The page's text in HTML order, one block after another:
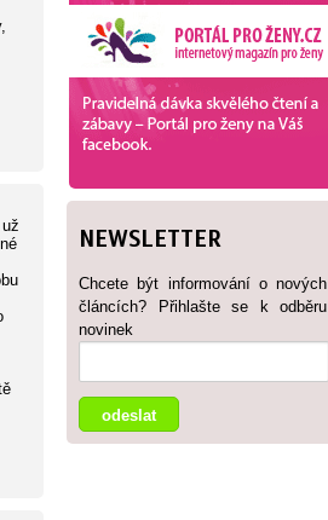
NEWSLETTER
Chcete být informování o nových
článcích? Přihlašte se k odběru
novinek